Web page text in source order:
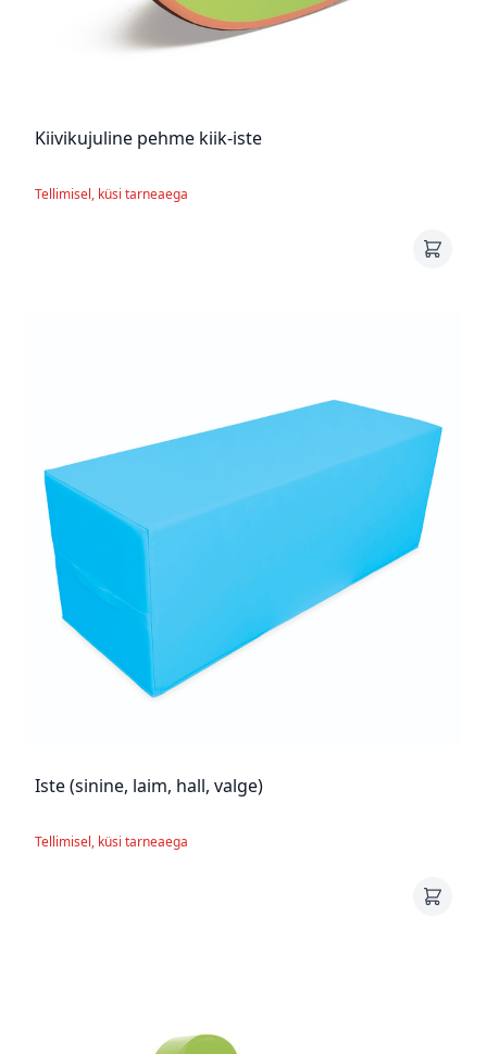
Kiivikujuline pehme kiik-iste
Tellimisel, küsi tarneaega
Iste (sinine, laim, hall, valge)
Tellimisel, küsi tarneaega